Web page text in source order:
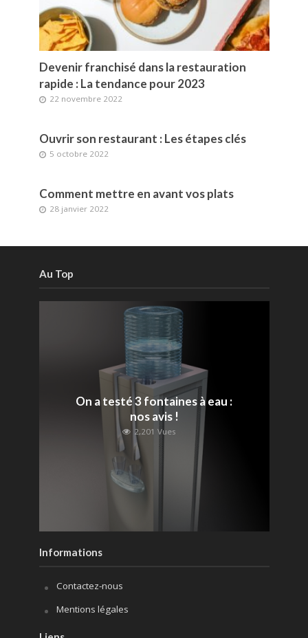
Devenir franchisé dans la restauration
rapide : La tendance pour 2023
22 novembre 2022
Ouvrir son restaurant : Les étapes clés
5 octobre 2022
Comment mettre en avant vos plats
28 janvier 2022
Au Top
On a testé 3 fontaines à eau :
nos avis !
2,201 Vues
Informations
Contactez-nous
Mentions légales